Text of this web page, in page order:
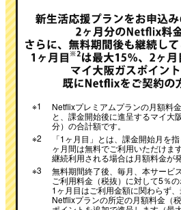
※1
Netflixプレミアムプランの月額料
と、課金開始後に進呈するマイ大
分）の合計額です。
※2
「1ヶ月目」とは、課金開始月を
ヶ月間は無料でご利用いただけま
継続利用される場合は月額料金が
※3
無料期間終了後、毎月、本サービ
ご利用料金（税抜）に対して5％の
1ヶ月目はご利用金額に関わらず
Netflixプランの所定の月額料金（